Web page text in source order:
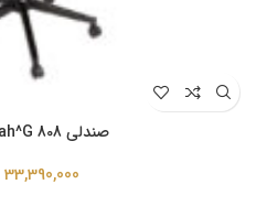
صندلی Rah^G 808^گیمینگ
33,390,000